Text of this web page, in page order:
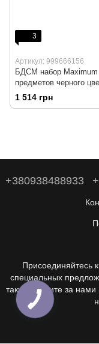
3
Артикул: 999666156
БДСМ набор Maximum
предметов черного
кожи с масой и
пробкой в виде
1 514 грн
+380938488933
Присоединяйтесь
специальных
также следите за нами